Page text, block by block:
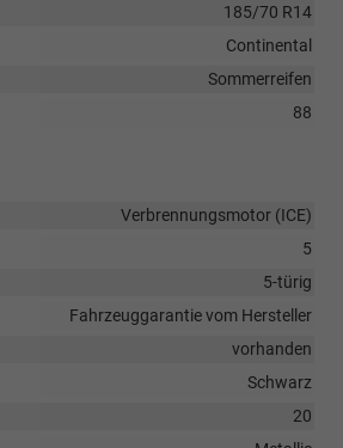
185/70 R14
Continental
Sommerreifen
88
Verbrennungsmotor (ICE)
5
5-türig
Fahrzeuggarantie vom Hersteller
vorhanden
Schwarz
20